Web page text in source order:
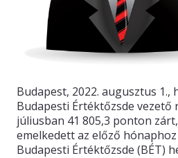
Budapest, 2022. augusztus 1.,
Budapesti Értéktőzsde vezető
júliusban 41 805,3 ponton
emelkedett az előző
Budapesti Értéktőzsde (BÉT)